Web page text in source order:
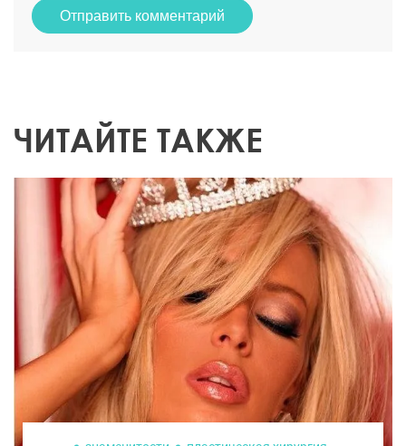
Отправить комментарий
ЧИТАЙТЕ ТАКЖЕ